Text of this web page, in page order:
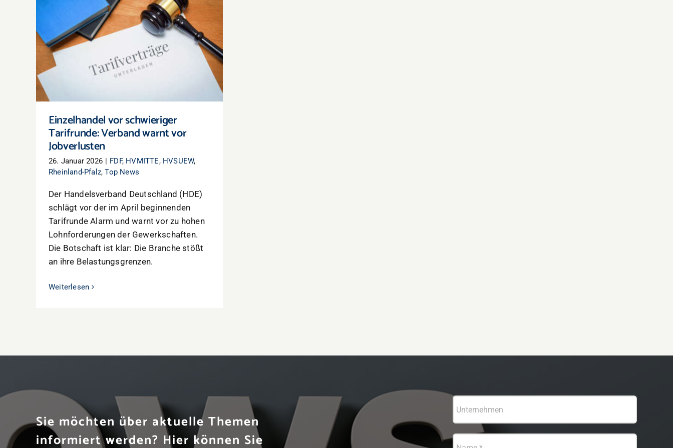
Einzelhandel vor schwieriger Tarifrunde:
Verband warnt vor Jobverlusten
Einzelhandel vor schwieriger
Tarifrunde: Verband warnt vor
Jobverlusten
26. Januar 2026 | FDF, HVMITTE, HVSUEW,
Rheinland-Pfalz,Top News
Der Handelsverband Deutschland (HDE)
schlägt vor der im April beginnenden
Tarifrunde Alarm und warnt vor zu hohen
Lohnforderungen der Gewerkschaften.
Die Botschaft ist klar: Die Branche stößt
an ihre Belastungsgrenzen.
Weiterlesen
Sie möchten über aktuelle Themen
informiert werden? Hier können Sie